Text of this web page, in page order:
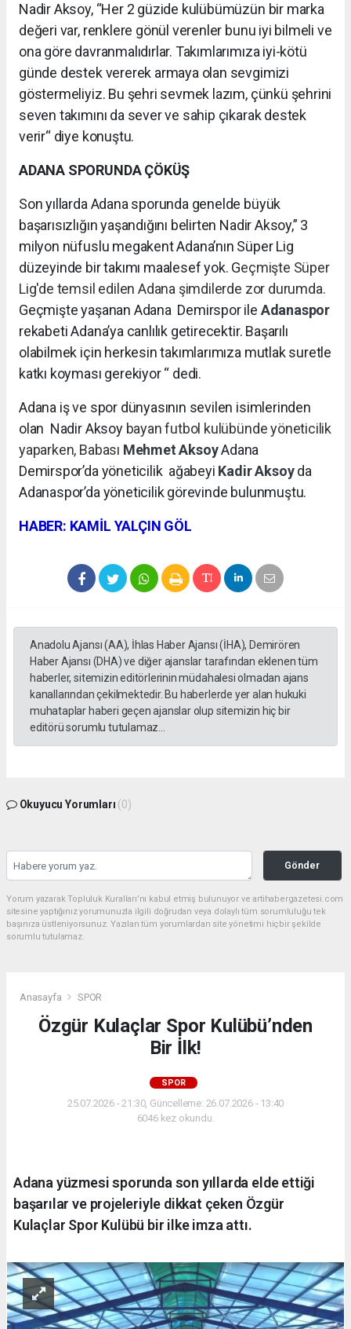
Nadir Aksoy, “Her 2 güzide kulübümüzün bir marka
değeri var, renklere gönül verenler bunu iyi bilmeli ve
ona göre davranmalıdırlar. Takımlarımıza iyi-kötü
günde destek vererek armaya olan sevgimizi
göstermeliyiz. Bu şehri sevmek lazım, çünkü şehrini
seven takımını da sever ve sahip çıkarak destek
verir“ diye konuştu.
ADANA SPORUNDA ÇÖKÜŞ
Son yıllarda Adana sporunda genelde büyük
başarısızlığın yaşandığını belirten Nadir Aksoy,” 3
milyon nüfuslu megakent Adana’nın Süper Lig
düzeyinde bir takımı maalesef yok. Geçmişte Süper
Lig'de temsil edilen Adana şimdilerde zor durumda.
Geçmişte yaşanan Adana Demirspor ile Adanaspor
rekabeti Adana’ya canlılık getirecektir. Başarılı
olabilmek için herkesin takımlarımıza mutlak suretle
katkı koyması gerekiyor “ dedi.
Adana iş ve spor dünyasının sevilen isimlerinden
olan Nadir Aksoy bayan futbol kulübünde yöneticilik
yaparken, Babası Mehmet AksoyAdana
Demirspor’da yöneticilik ağabeyi Kadir Aksoyda
Adanaspor’da yöneticilik görevinde bulunmuştu.
HABER: KAMİL YALÇIN GÖL
Anadolu Ajansı (AA), İhlas Haber Ajansı (İHA), Demirören
Haber Ajansı (DHA) ve diğer ajanslar tarafından eklenen tüm
haberler, sitemizin editörlerinin müdahalesi olmadan ajans
kanallarından çekilmektedir. Bu haberlerde yer alan hukuki
muhataplar haberi geçen ajanslar olup sitemizin hiç bir
editörü sorumlu tutulamaz...
Okuyucu Yorumları (0)
Gönder
Yorum yazarak Topluluk Kuralları’nı kabul etmiş bulunuyor ve artihabergazetesi.com
sitesine yaptığınız yorumunuzla ilgili doğrudan veya dolaylı tüm sorumluluğu tek
başınıza üstleniyorsunuz. Yazılan tüm yorumlardan site yönetimi hiçbir şekilde
sorumlu tutulamaz.
Anasayfa SPOR
Özgür Kulaçlar Spor Kulübü’nden
Bir İlk!
SPOR
25.07.2026 - 21:30, Güncelleme: 26.07.2026 - 13:40
6046 kez okundu.
Adana yüzmesi sporunda son yıllarda elde ettiği
başarılar ve projeleriyle dikkat çeken Özgür
Kulaçlar Spor Kulübü bir ilke imza attı.